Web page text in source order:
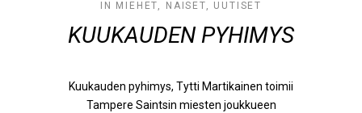
IN MIEHET, NAISET, UUTISET
KUUKAUDEN PYHIMYS
Kuukauden pyhimys, Tytti Martikainen toimii
Tampere Saintsin miesten joukkueen